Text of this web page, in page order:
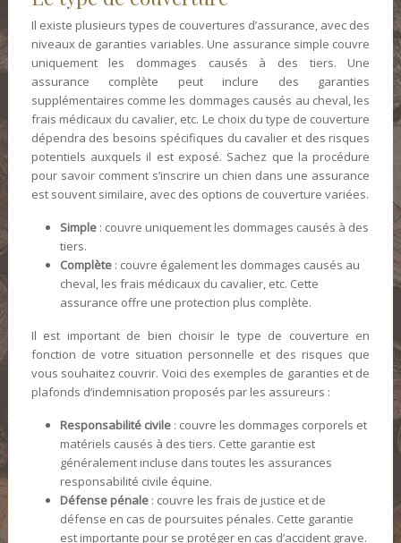
Il existe plusieurs types de couvertures d’assurance, avec des
niveaux de garanties variables. Une assurance simple couvre
uniquement les dommages causés à des tiers. Une
assurance complète peut inclure des garanties
supplémentaires comme les dommages causés au cheval, les
frais médicaux du cavalier, etc. Le choix du type de couverture
dépendra des besoins spécifiques du cavalier et des risques
potentiels auxquels il est exposé. Sachez que la procédure
pour savoir comment s’inscrire un chien dans une assurance
est souvent similaire, avec des options de couverture variées.
Simple : couvre uniquement les dommages causés à des
tiers.
Complète : couvre également les dommages causés au
cheval, les frais médicaux du cavalier, etc. Cette
assurance offre une protection plus complète.
Il est important de bien choisir le type de couverture en
fonction de votre situation personnelle et des risques que
vous souhaitez couvrir. Voici des exemples de garanties et de
plafonds d’indemnisation proposés par les assureurs :
Responsabilité civile : couvre les dommages corporels et
matériels causés à des tiers. Cette garantie est
généralement incluse dans toutes les assurances
responsabilité civile équine.
Défense pénale : couvre les frais de justice et de
défense en cas de poursuites pénales. Cette garantie
est importante pour se protéger en cas d’accident grave.